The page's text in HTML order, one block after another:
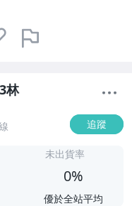
林
追蹤
未出貨率
0%
優於全站平均